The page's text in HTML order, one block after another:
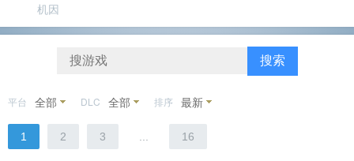
机因
搜索
平台 全部 DLC 全部 排序 最新
1 2 3 16